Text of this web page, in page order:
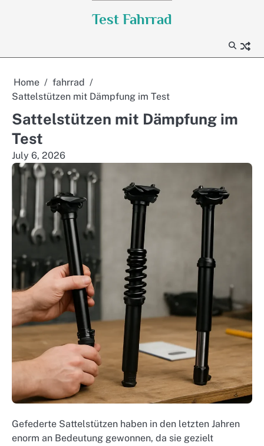
Test Fahrrad
Home
fahrrad
Sattelstützen mit Dämpfung im Test
Sattelstützen mit Dämpfung im
Test
July 6, 2026
Gefederte Sattelstützen haben in den letzten Jahren
enorm an Bedeutung gewonnen, da sie gezielt